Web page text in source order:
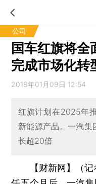
公司
国车红旗将全
完成市场化转
2018年01月09日 12:54
红旗计划在2025年
新能源产品。一汽
长超20倍
【财新网】（记